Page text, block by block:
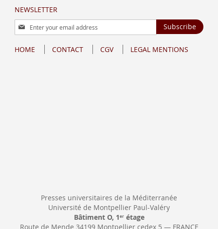
NEWSLETTER
Sign
Up
Our
Subscribe
HOME CONTACT CGV LEGAL MENTIONS
Presses universitaires de la Méditerranée
Université de Montpellier Paul-Valéry
Bâtiment O, 1 erétage
Route de Mende 34199 Montpellier cedex 5 — FRANCE